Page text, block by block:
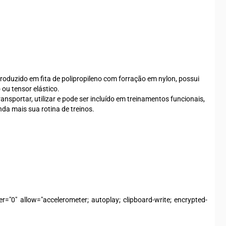
em fita de polipropileno com forração em nylon, possui
tensor elástico.
utilizar e pode ser incluído em treinamentos funcionais,
mais sua rotina de treinos.
allow="accelerometer; autoplay; clipboard-write; encrypted-